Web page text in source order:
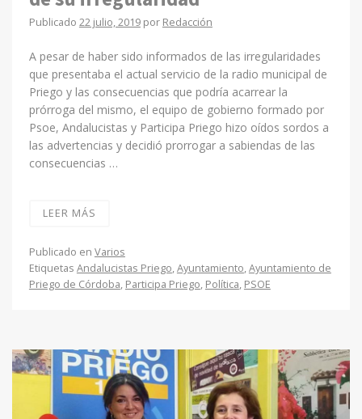
Publicado 22 julio, 2019por Redacción
A pesar de haber sido informados de las irregularidades
que presentaba el actual servicio de la radio municipal de
Priego y las consecuencias que podría acarrear la
prórroga del mismo, el equipo de gobierno formado por
Psoe, Andalucistas y Participa Priego hizo oídos sordos a
las advertencias y decidió prorrogar a sabiendas de las
consecuencias …
LEER MÁS
Publicado en Varios
Etiquetas Andalucistas Priego,Ayuntamiento,Ayuntamiento de
Priego de Córdoba, Participa Priego, Política, PSOE